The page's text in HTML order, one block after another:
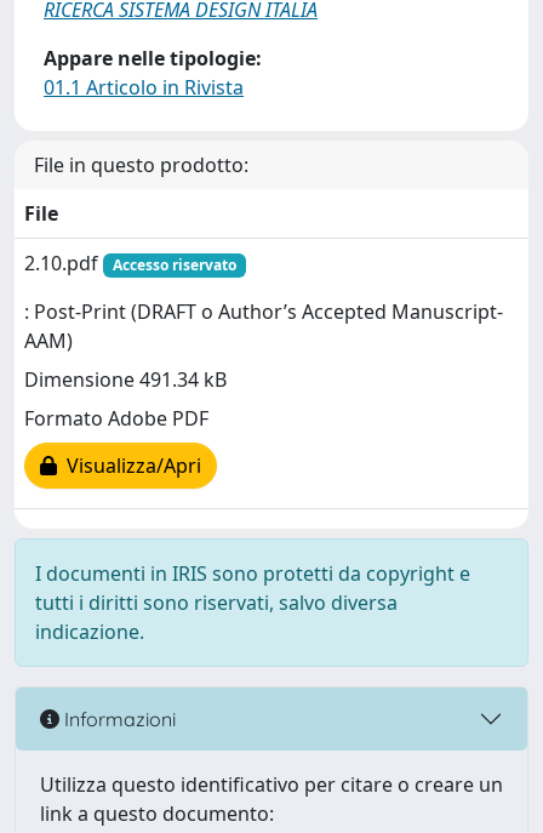
RICERCA SISTEMA DESIGN ITALIA
Appare nelle tipologie:
01.1 Articolo in Rivista
File in questo prodotto:
File
2.10.pdf
Accesso riservato
: Post-Print (DRAFT o Author’s Accepted Manuscript-
AAM)
Dimensione 491.34 kB
Formato Adobe PDF
Visualizza/Apri
I documenti in IRIS sono protetti da copyright e
tutti i diritti sono riservati, salvo diversa
indicazione.
Informazioni
Utilizza questo identificativo per citare o creare un
link a questo documento: